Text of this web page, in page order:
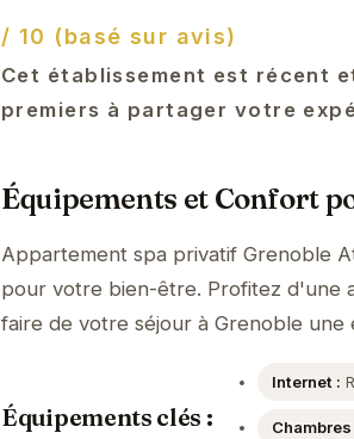
/ 10 (basé sur avis)
Cet établissement est récent
premiers à partager votre
Équipements et Confort
Appartement spa privatif Grenoble
pour votre bien-être. Profitez d'une
faire de votre séjour à Grenoble une
Équipements clés :
Internet :